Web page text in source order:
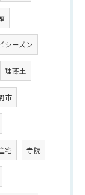
シーズン
珪藻土
市
宅 寺院